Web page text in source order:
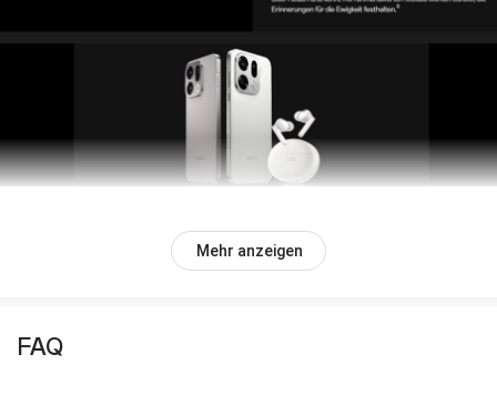
Mehr anzeigen
FAQ